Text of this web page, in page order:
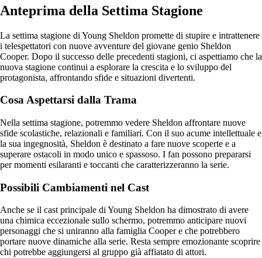
Anteprima della Settima Stagione
La settima stagione di Young Sheldon promette di stupire e intrattenere
i telespettatori con nuove avventure del giovane genio Sheldon
Cooper. Dopo il successo delle precedenti stagioni, ci aspettiamo che la
nuova stagione continui a esplorare la crescita e lo sviluppo del
protagonista, affrontando sfide e situazioni divertenti.
Cosa Aspettarsi dalla Trama
Nella settima stagione, potremmo vedere Sheldon affrontare nuove
sfide scolastiche, relazionali e familiari. Con il suo acume intellettuale e
la sua ingegnosità, Sheldon è destinato a fare nuove scoperte e a
superare ostacoli in modo unico e spassoso. I fan possono prepararsi
per momenti esilaranti e toccanti che caratterizzeranno la serie.
Possibili Cambiamenti nel Cast
Anche se il cast principale di Young Sheldon ha dimostrato di avere
una chimica eccezionale sullo schermo, potremmo anticipare nuovi
personaggi che si uniranno alla famiglia Cooper e che potrebbero
portare nuove dinamiche alla serie. Resta sempre emozionante scoprire
chi potrebbe aggiungersi al gruppo già affiatato di attori.